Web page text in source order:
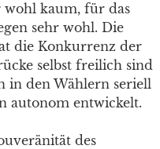
wohl kaum, für das
sehr wohl. Die
die Konkurrenz der
selbst freilich sind
in den Wählern seriell
autonom entwickelt.
des